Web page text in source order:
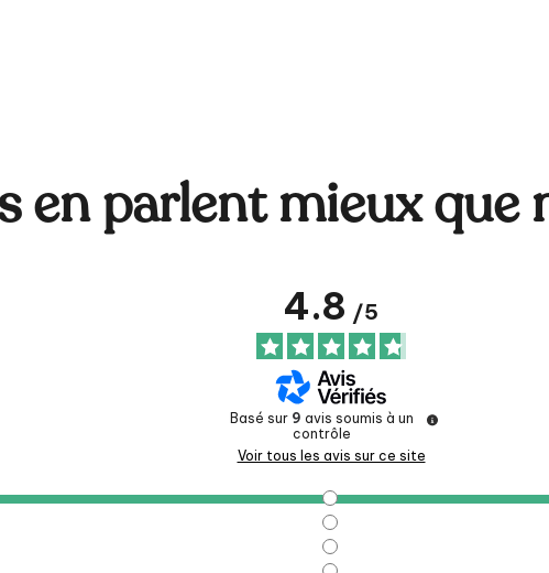
en parlent mieux que
4.8 /5
Basé sur 9 avis soumis à un
contrôle
Voir tous les avis sur ce site